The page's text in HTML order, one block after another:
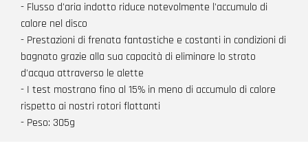
- Flusso d'aria indotto riduce notevolmente l'accumulo di
calore nel disco
- Prestazioni di frenata fantastiche e costanti in condizioni di
bagnato grazie alla sua capacità di eliminare lo strato
d'acqua attraverso le alette
- I test mostrano fino al 15% in meno di accumulo di calore
rispetto ai nostri rotori flottanti
- Peso: 305g